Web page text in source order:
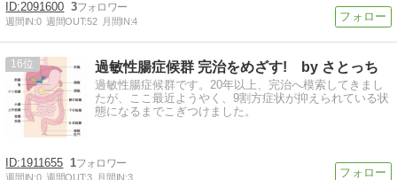
2091600 3
週間IN:0 週間OUT:52 月間IN:4
16 過敏性腸症候群 完治をめざす! by さとっち
過敏性腸症候群です。20年以上、完治へ模索してきまし
たが、ここ最近ようやく、9割方症状が抑えられている状
態になるまでこぎつけました。
1911655 1
週間IN:0 週間OUT:3 月間IN:3